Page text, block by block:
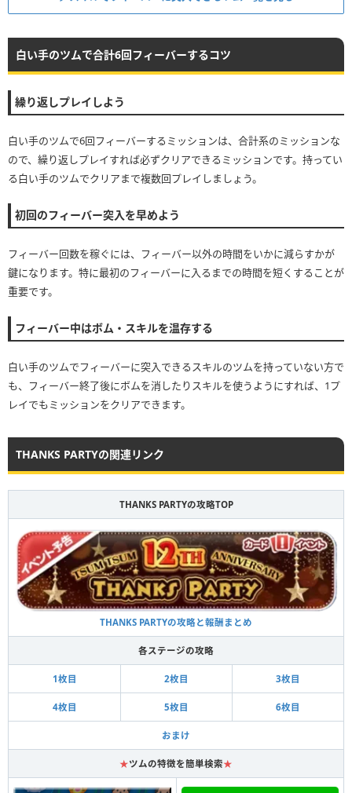
白い手のツムで合計6回フィーバーするコツ
繰り返しプレイしよう
白い手のツムで6回フィーバーするミッションは、合計系のミッションな
ので、繰り返しプレイすれば必ずクリアできるミッションです。持ってい
る白い手のツムでクリアまで複数回プレイしましょう。
初回のフィーバー突入を早めよう
フィーバー回数を稼ぐには、フィーバー以外の時間をいかに減らすかが
鍵になります。特に最初のフィーバーに入るまでの時間を短くすることが
重要です。
フィーバー中はボム・スキルを温存する
白い手のツムでフィーバーに突入できるスキルのツムを持っていない方で
も、フィーバー終了後にボムを消したりスキルを使うようにすれば、1プ
レイでもミッションをクリアできます。
THANKS PARTYの関連リンク
THANKS PARTYの攻略TOP
THANKS PARTYの攻略と報酬まとめ
各ステージの攻略
1枚目 2枚目 3枚目
4枚目 5枚目 6枚目
おまけ
★ツムの特徴を簡単検索★